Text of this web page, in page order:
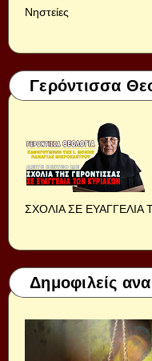
Νηστείες
Γερόντισσα
ΣΧΟΛΙΑ ΣΕ ΕΥΑΓΓΕΛΙΑ
Δημοφιλείς